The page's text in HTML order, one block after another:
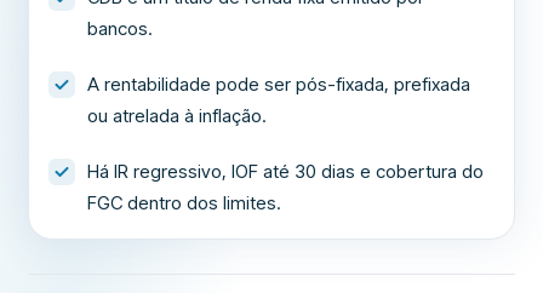
bancos.
A rentabilidade pode ser pós-fixada, prefixada
ou atrelada à inflação.
Há IR regressivo, IOF até 30 dias e cobertura do
FGC dentro dos limites.